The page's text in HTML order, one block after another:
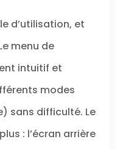
d’utilisation, et
menu de
intuitif et
modes
sans difficulté. Le
: l’écran arrière